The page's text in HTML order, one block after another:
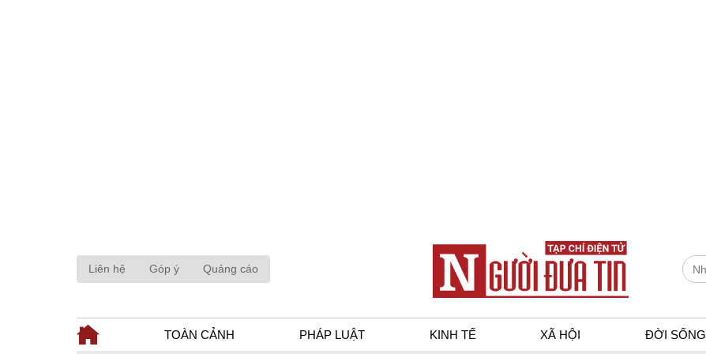
Liên hệ Góp ý Quảng cáo
TOÀN CẢNH PHÁP LUẬT KINH TẾ XÃ HỘI ĐỜI SỐNG